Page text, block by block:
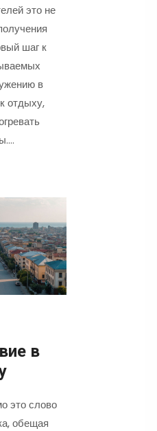
это не
шаг к
в
отдыху,
в
это слово
обещая